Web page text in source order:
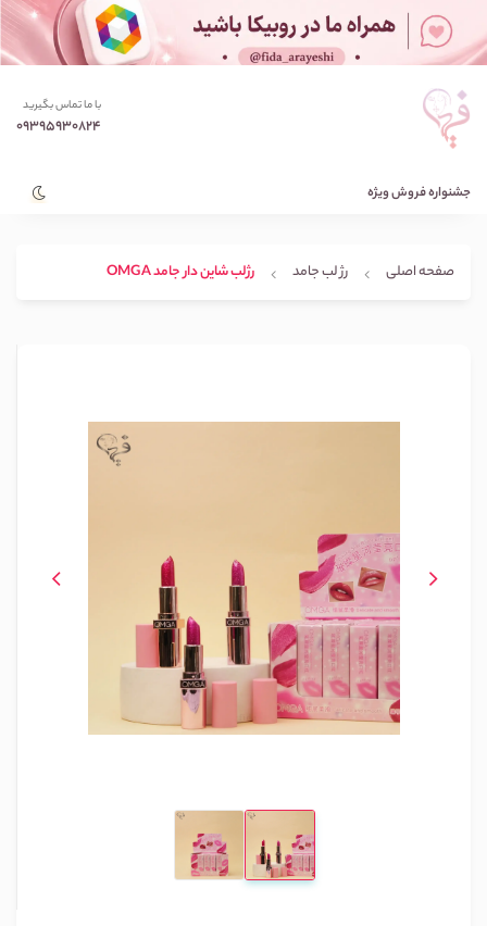
با ما تماس بگیرید
09395930824
جشنواره فروش ویژه
صفحه اصلی رژ لب جامد رژلب شاین دار جامد OMGA